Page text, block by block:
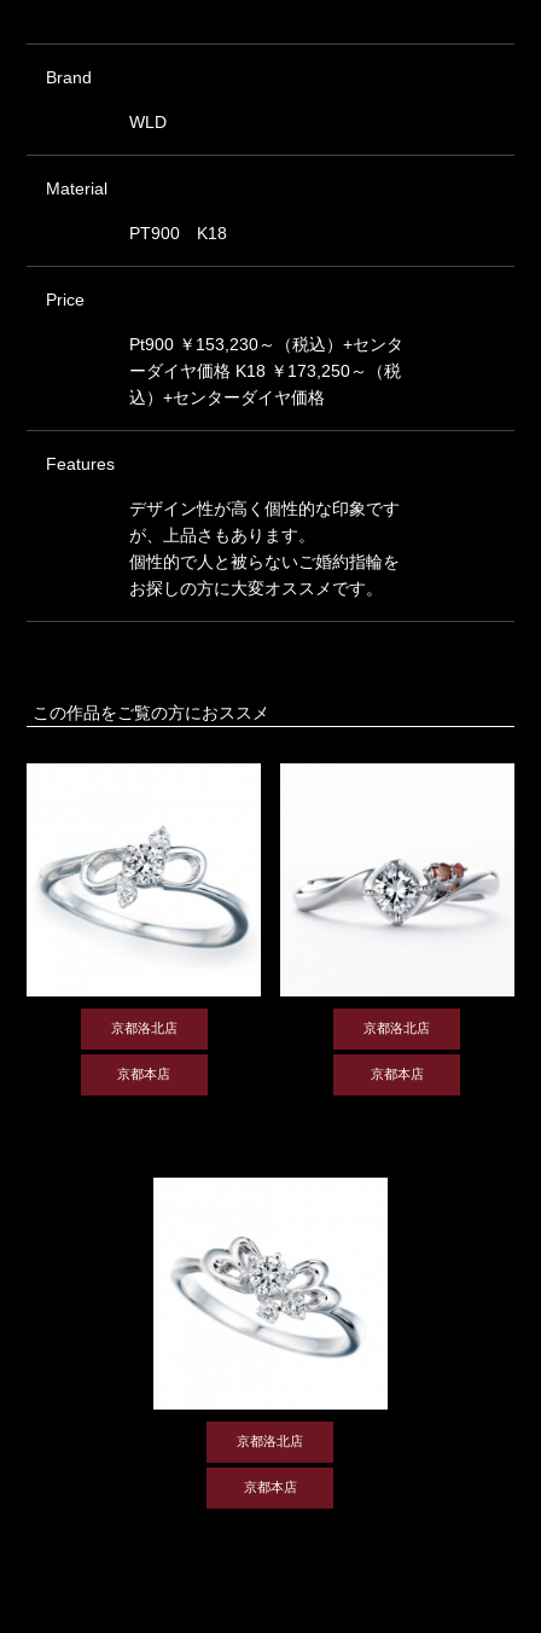
Brand
WLD
Material
PT900 K18
Price
Pt900 ￥153,230～（税込）+センタ
ーダイヤ価格 K18 ￥173,250～（税
込）+センターダイヤ価格
Features
デザイン性が高く個性的な印象です
が、上品さもあります。
個性的で人と被らないご婚約指輪を
お探しの方に大変オススメです。
この作品をご覧の方におススメ
京都洛北店
京都本店
京都洛北店
京都本店
京都洛北店
京都本店